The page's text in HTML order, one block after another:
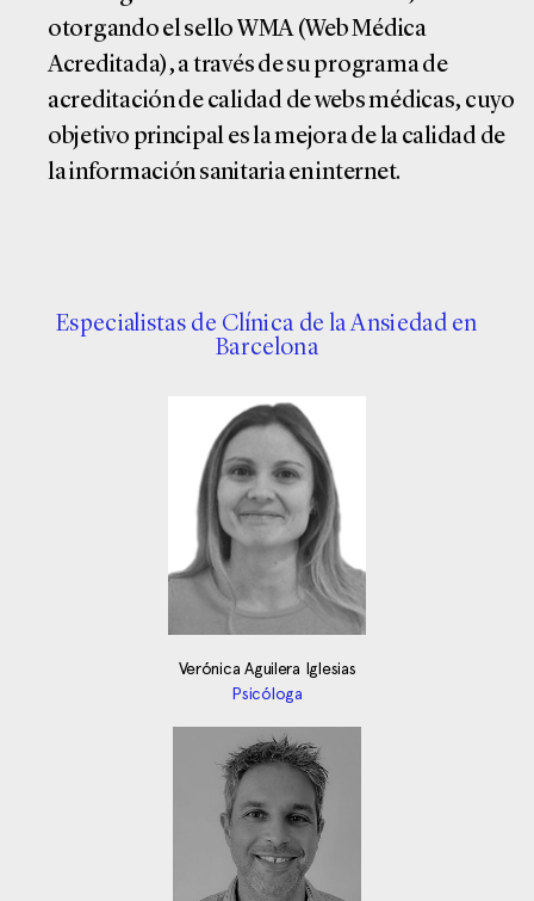
otorgando el sello WMA (Web Médica
Acreditada), a través de su programa de
acreditación de calidad de webs médicas, cuyo
objetivo principal es la mejora de la calidad de
la información sanitaria en internet.
Especialistas de Clínica de la Ansiedad en
Barcelona
Verónica Aguilera Iglesias
Psicóloga